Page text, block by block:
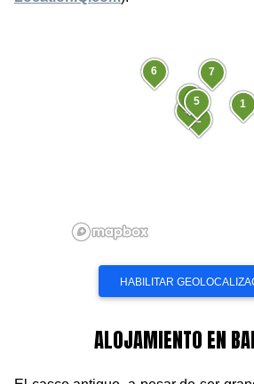
1
2
3
45
6 7
ALOJAMIENTO EN